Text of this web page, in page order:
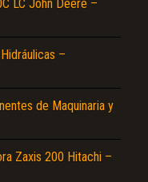
LC John Deere –
–
de Maquinaria y
Zaxis 200 Hitachi –
contenido.